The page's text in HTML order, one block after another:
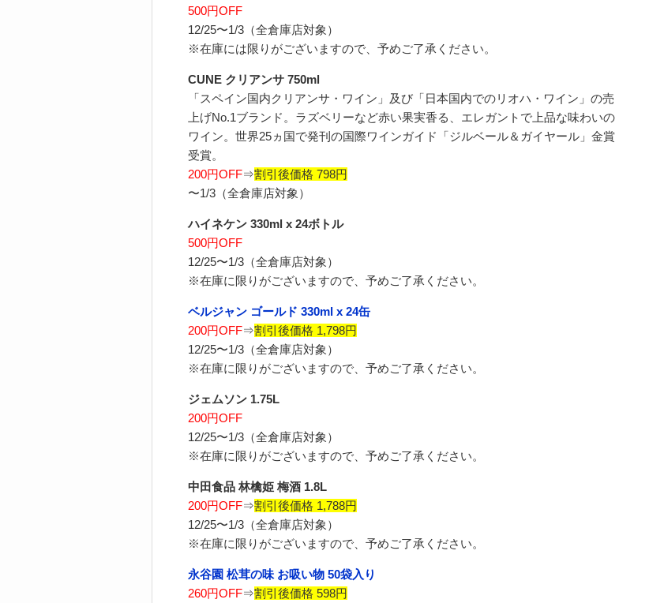
500円OFF
12/25〜1/3（全倉庫店対象）
※在庫には限りがございますので、予めご了承ください。
CUNE クリアンサ 750ml
「スペイン国内クリアンサ・ワイン」及び「日本国内でのリオハ・ワイン」の売
上げNo.1ブランド。ラズベリーなど赤い果実香る、エレガントで上品な味わいの
ワイン。世界25ヵ国で発刊の国際ワインガイド「ジルベール＆ガイヤール」金賞
受賞。
200円OFF⇒割引後価格 798円
〜1/3（全倉庫店対象）
ハイネケン 330ml x 24ボトル
500円OFF
12/25〜1/3（全倉庫店対象）
※在庫に限りがございますので、予めご了承ください。
ベルジャン ゴールド 330ml x 24缶
200円OFF⇒割引後価格 1,798円
12/25〜1/3（全倉庫店対象）
※在庫に限りがございますので、予めご了承ください。
ジェムソン 1.75L
200円OFF
12/25〜1/3（全倉庫店対象）
※在庫に限りがございますので、予めご了承ください。
中田食品 林檎姫 梅酒 1.8L
200円OFF⇒割引後価格 1,788円
12/25〜1/3（全倉庫店対象）
※在庫に限りがございますので、予めご了承ください。
永谷園 松茸の味 お吸い物 50袋入り
260円OFF⇒割引後価格 598円